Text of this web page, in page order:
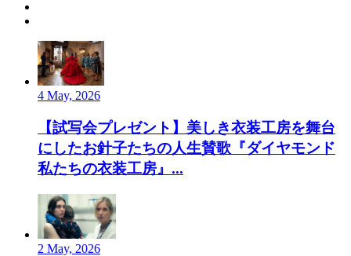
4 May, 2026
【試写会プレゼント】美しき衣装工房を舞台
にしたお針子たちの人生賛歌『ダイヤモンド
私たちの衣装工房』...
2 May, 2026